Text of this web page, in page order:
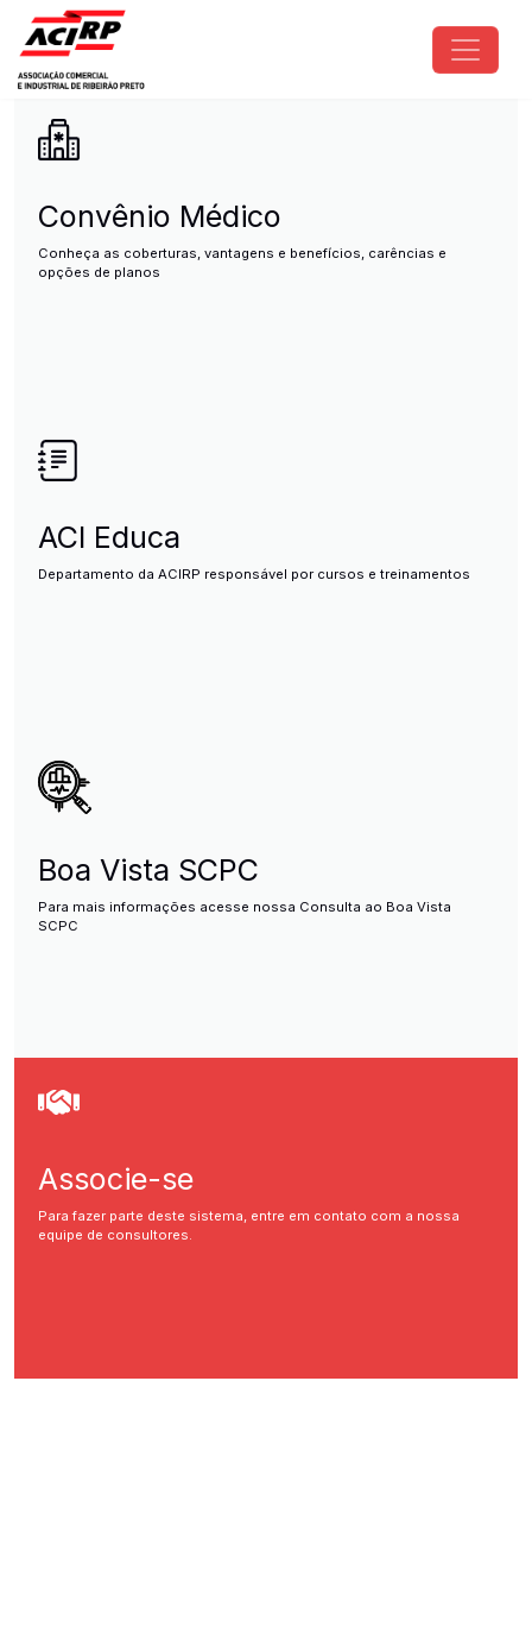
Pular para o conteúdo principal
ACIRP - Associação Comercial
Convênio Médico
Conheça as coberturas, vantagens e benefícios, carências e
opções de planos
ACI Educa
Departamento da ACIRP responsável por cursos e treinamentos
Boa Vista SCPC
Para mais informações acesse nossa Consulta ao Boa Vista
SCPC
Associe-se
Para fazer parte deste sistema, entre em contato com a nossa
equipe de consultores.